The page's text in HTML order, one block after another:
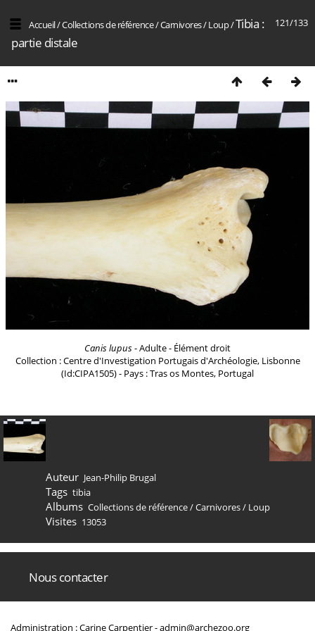
121/133
Accueil/Collections de référence/Carnivores/Loup/Tibia :
partie distale
Canis lupus- Adulte - Élément droit
Collection : Centre d'Investigation Portugais d'Archéologie, Lisbonne
(Id:CIPA1505) - Pays : Tras os Montes, Portugal
Auteur Jean-Philip Brugal
Tags tibia
Albums Collections de référence/Carnivores/ Loup
Visites 13053
Nous contacter
Administration : Carine Carpentier -admin@archezoo.org